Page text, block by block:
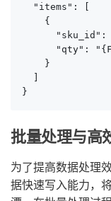
  "items": [
    {
"sku_id":
"qty":
    }
  ]
}
批量处理与高
为了提高数据处理
据快速写入能力，